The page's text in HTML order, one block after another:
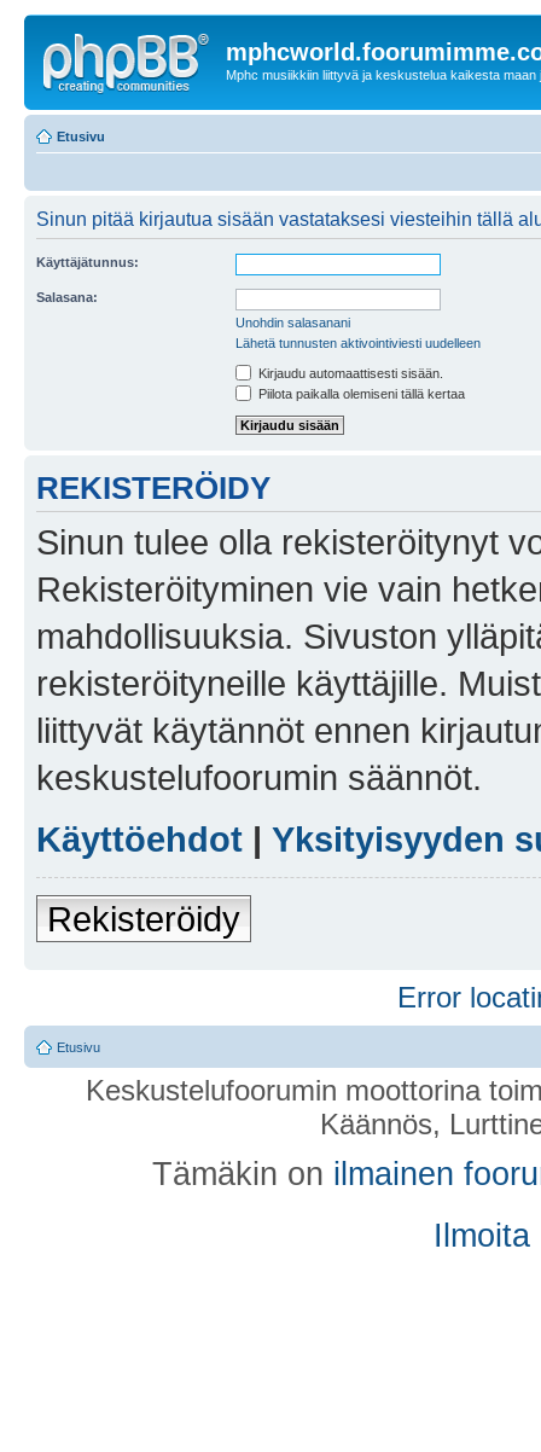
Mphc musiikkiin liittyvä ja keskustelua kaikesta maan
Etusivu
Sinun pitää kirjautua sisään vastataksesi viesteihin tällä
Käyttäjätunnus:
Salasana:
Unohdin salasanani
Lähetä tunnusten aktivointiviesti uudelleen
Kirjaudu automaattisesti sisään.
Piilota paikalla olemiseni tällä kertaa
REKISTERÖIDY
Sinun tulee olla rekisteröitynyt
Rekisteröityminen vie vain
mahdollisuuksia. Sivuston
rekisteröityneille käyttäjille.
liittyvät käytännöt ennen
keskustelufoorumin säännöt.
Käyttöehdot | Yksityisyyden
Rekisteröidy
Error
Etusivu
Keskustelufoorumin moottorina
Käännös,
Tämäkin on ilmainen